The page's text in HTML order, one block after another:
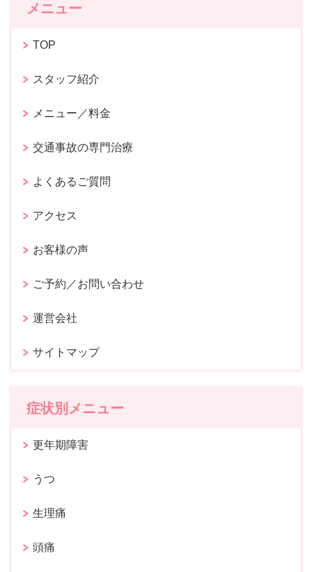
メニュー
TOP
スタッフ紹介
メニュー／料金
交通事故の専門治療
よくあるご質問
アクセス
お客様の声
ご予約／お問い合わせ
運営会社
サイトマップ
症状別メニュー
更年期障害
うつ
生理痛
頭痛